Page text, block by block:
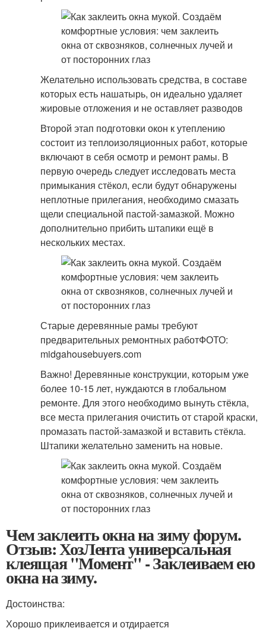
Желательно использовать средства, в составе
которых есть нашатырь, он идеально удаляет
жировые отложения и не оставляет разводов
Второй этап подготовки окон к утеплению
состоит из теплоизоляционных работ, которые
включают в себя осмотр и ремонт рамы. В
первую очередь следует исследовать места
примыкания стёкол, если будут обнаружены
неплотные прилегания, необходимо смазать
щели специальной пастой-замазкой. Можно
дополнительно прибить штапики ещё в
нескольких местах.
Старые деревянные рамы требуют
предварительных ремонтных работФОТО:
midgahousebuyers.com
Важно! Деревянные конструкции, которым уже
более 10-15 лет, нуждаются в глобальном
ремонте. Для этого необходимо вынуть стёкла,
все места прилегания очистить от старой краски,
промазать пастой-замазкой и вставить стёкла.
Штапики желательно заменить на новые.
Чем заклеить окна на зиму форум.
Отзыв: ХозЛента универсальная
клеящая "Момент" - Заклеиваем ею
окна на зиму.
Достоинства:
Хорошо приклеивается и отдирается